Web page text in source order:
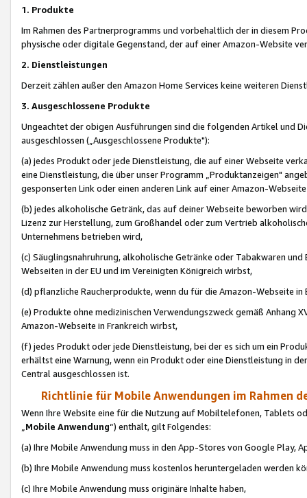
1. Produkte
Im Rahmen des Partnerprogramms und vorbehaltlich der in diesem
physische oder digitale Gegenstand, der auf einer Amazon-Website
2. Dienstleistungen
Derzeit zählen außer den Amazon Home Services keine weiteren
3. Ausgeschlossene Produkte
Ungeachtet der obigen Ausführungen sind die folgenden Artikel und
ausgeschlossen („Ausgeschlossene Produkte"):
(a) jedes Produkt oder jede Dienstleistung, die auf einer Webseite
eine Dienstleistung, die über unser Programm „Produktanzeigen"
gesponserten Link oder einen anderen Link auf einer Amazon-
(b) jedes alkoholische Getränk, das auf deiner Webseite beworben
Lizenz zur Herstellung, zum Großhandel oder zum Vertrieb
Unternehmens betrieben wird,
(c) Säuglingsnahruhrung, alkoholische Getränke oder Tabakwaren
Webseiten in der EU und im Vereinigten Königreich wirbst,
(d) pflanzliche Raucherprodukte, wenn du für die Amazon-Webseite in
(e) Produkte ohne medizinischen Verwendungszweck gemäß Anhang
Amazon-Webseite in Frankreich wirbst,
(f) jedes Produkt oder jede Dienstleistung, bei der es sich um ein
erhältst eine Warnung, wenn ein Produkt oder eine Dienstleistung in
Central ausgeschlossen ist.
Richtlinie für Mobile Anwendungen im Rahmen
Wenn Ihre Website eine für die Nutzung auf Mobiltelefonen, Tablets
„Mobile Anwendung“) enthält, gilt Folgendes:
(a) Ihre Mobile Anwendung muss in den App-Stores von Google Play,
(b) Ihre Mobile Anwendung muss kostenlos heruntergeladen werden
(c) Ihre Mobile Anwendung muss originäre Inhalte haben,